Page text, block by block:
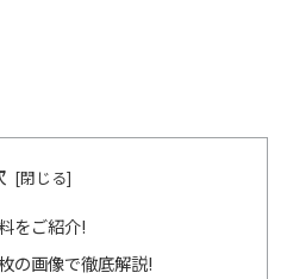
をご紹介!
の画像で徹底解説!